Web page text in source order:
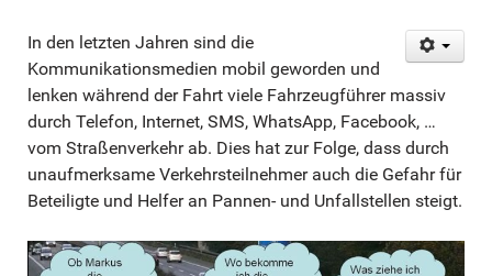
In den letzten Jahren sind die
Kommunikationsmedien mobil geworden und
lenken während der Fahrt viele Fahrzeugführer massiv
durch Telefon, Internet, SMS, WhatsApp, Facebook, …
vom Straßenverkehr ab. Dies hat zur Folge, dass durch
unaufmerksame Verkehrsteilnehmer auch die Gefahr für
Beteiligte und Helfer an Pannen- und Unfallstellen steigt.